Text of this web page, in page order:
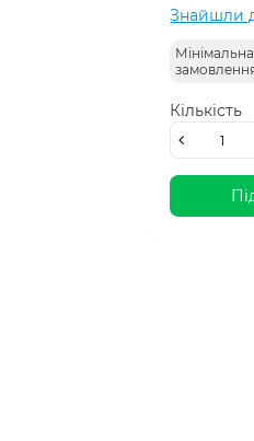
Знайшли
Мінімальна
Кількість